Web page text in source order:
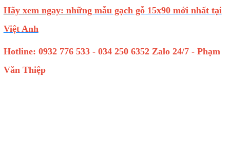
Hãy xem ngay: những mẫu gạch gỗ 15x90 mới nhất tại
Việt Anh
Hotline: 0932 776 533 - 034 250 6352 Zalo 24/7 - Phạm
Văn Thiệp